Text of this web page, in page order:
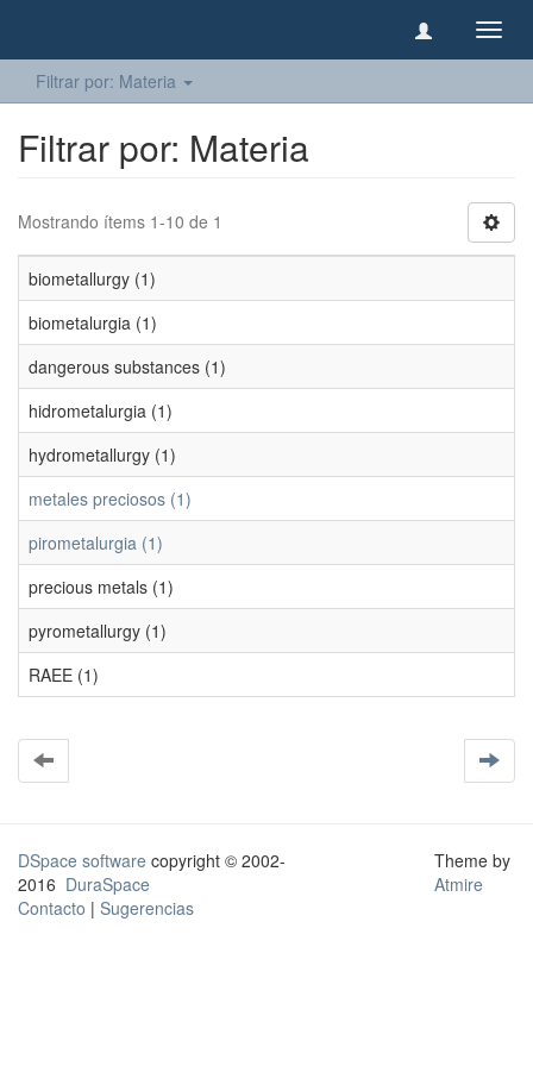
Filtrar por: Materia
Filtrar por: Materia
Mostrando ítems 1-10 de 1
biometallurgy (1)
biometalurgia (1)
dangerous substances (1)
hidrometalurgia (1)
hydrometallurgy (1)
metales preciosos (1)
pirometalurgia (1)
precious metals (1)
pyrometallurgy (1)
RAEE (1)
DSpace software copyright © 2002-
2016 DuraSpace
Contacto | Sugerencias
Theme by
Atmire